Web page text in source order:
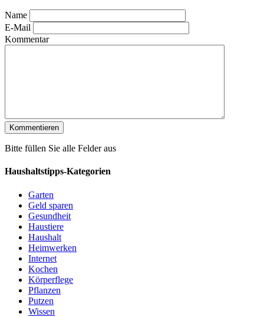
Name
E-Mail
Kommentar
Bitte füllen Sie alle Felder aus
Haushaltstipps-Kategorien
Garten
Geld sparen
Gesundheit
Haustiere
Haushalt
Heimwerken
Internet
Kochen
Körperflege
Pflanzen
Putzen
Wissen